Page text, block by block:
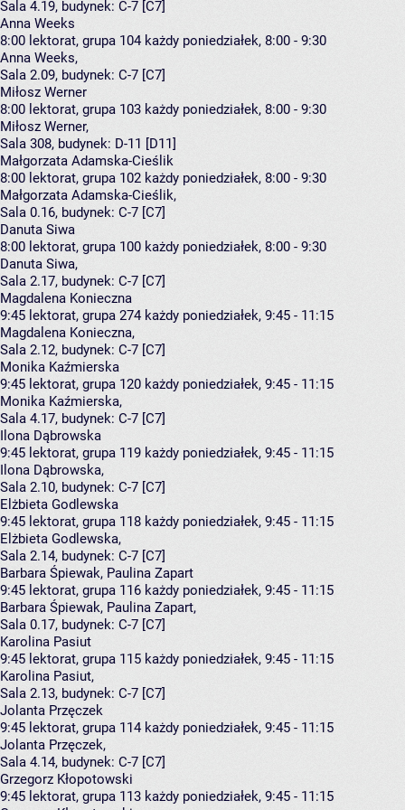
Sala 4.19, budynek: C-7 [C7]
Anna Weeks
8:00 lektorat, grupa 104 każdy poniedziałek, 8:00 - 9:30
Anna Weeks,
Sala 2.09, budynek: C-7 [C7]
Miłosz Werner
8:00 lektorat, grupa 103 każdy poniedziałek, 8:00 - 9:30
Miłosz Werner,
Sala 308, budynek: D-11 [D11]
Małgorzata Adamska-Cieślik
8:00 lektorat, grupa 102 każdy poniedziałek, 8:00 - 9:30
Małgorzata Adamska-Cieślik,
Sala 0.16, budynek: C-7 [C7]
Danuta Siwa
8:00 lektorat, grupa 100 każdy poniedziałek, 8:00 - 9:30
Danuta Siwa,
Sala 2.17, budynek: C-7 [C7]
Magdalena Konieczna
9:45 lektorat, grupa 274 każdy poniedziałek, 9:45 - 11:15
Magdalena Konieczna,
Sala 2.12, budynek: C-7 [C7]
Monika Kaźmierska
9:45 lektorat, grupa 120 każdy poniedziałek, 9:45 - 11:15
Monika Kaźmierska,
Sala 4.17, budynek: C-7 [C7]
Ilona Dąbrowska
9:45 lektorat, grupa 119 każdy poniedziałek, 9:45 - 11:15
Ilona Dąbrowska,
Sala 2.10, budynek: C-7 [C7]
Elżbieta Godlewska
9:45 lektorat, grupa 118 każdy poniedziałek, 9:45 - 11:15
Elżbieta Godlewska,
Sala 2.14, budynek: C-7 [C7]
Barbara Śpiewak, Paulina Zapart
9:45 lektorat, grupa 116 każdy poniedziałek, 9:45 - 11:15
Barbara Śpiewak, Paulina Zapart,
Sala 0.17, budynek: C-7 [C7]
Karolina Pasiut
9:45 lektorat, grupa 115 każdy poniedziałek, 9:45 - 11:15
Karolina Pasiut,
Sala 2.13, budynek: C-7 [C7]
Jolanta Przęczek
9:45 lektorat, grupa 114 każdy poniedziałek, 9:45 - 11:15
Jolanta Przęczek,
Sala 4.14, budynek: C-7 [C7]
Grzegorz Kłopotowski
9:45 lektorat, grupa 113 każdy poniedziałek, 9:45 - 11:15